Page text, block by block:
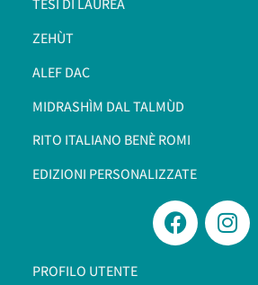
TESI DI LAUREA
ZEHÙT
ALEF DAC
MIDRASHÌM DAL TALMÙD
RITO ITALIANO BENÈ ROMI​
EDIZIONI PERSONALIZZATE
PROFILO UTENTE